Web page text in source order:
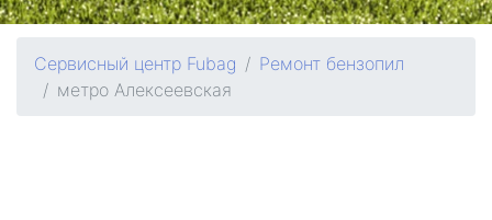
Сервисный центр Fubag
Ремонт бензопил
метро Алексеевская